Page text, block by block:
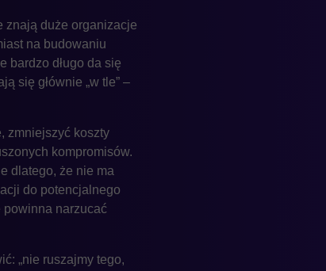
znają duże organizacje
na budowaniu
bardzo długo da się
się głównie „w tle” –
zmniejszyć koszty
kompromisów.
dlatego, że nie ma
do potencjalnego
powinna narzucać
„nie ruszajmy tego,